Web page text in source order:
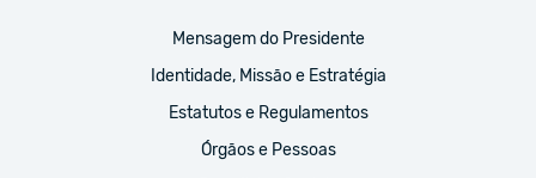
Mensagem do Presidente
Identidade, Missão e Estratégia
Estatutos e Regulamentos
Órgãos e Pessoas